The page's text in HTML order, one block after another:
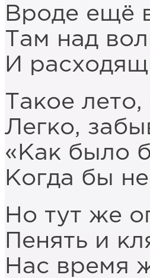
Вроде ещё
Там над
И
Такое
Легко,
«Как было
Когда бы
Но тут же
Пенять и
Нас время